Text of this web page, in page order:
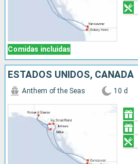
Comidas incluidas
ESTADOS UNIDOS, CANADÁ
Anthem of the Seas 10 d